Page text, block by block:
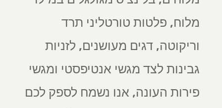
מלוח, פלטות טורטליני תרד
וריקוטה, דגים מעושנים, לזניות
גבינות לצד מגשי אנטיפסטי ומגשי
פירות העונה, אנו נשמח לספק לכם